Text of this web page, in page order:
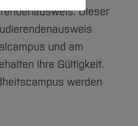
Dieser
und am
ihre Gültigkeit.
werden